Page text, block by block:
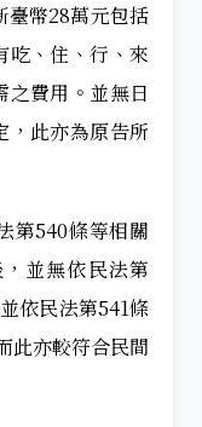
臺幣28萬元包括
吃、住、行、來
之費用。並無日
，此亦為原告所
第540條等相關
並無依民法第
依民法第541條
此亦較符合民間